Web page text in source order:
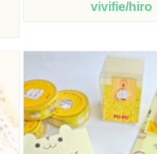
vivifie/hiro